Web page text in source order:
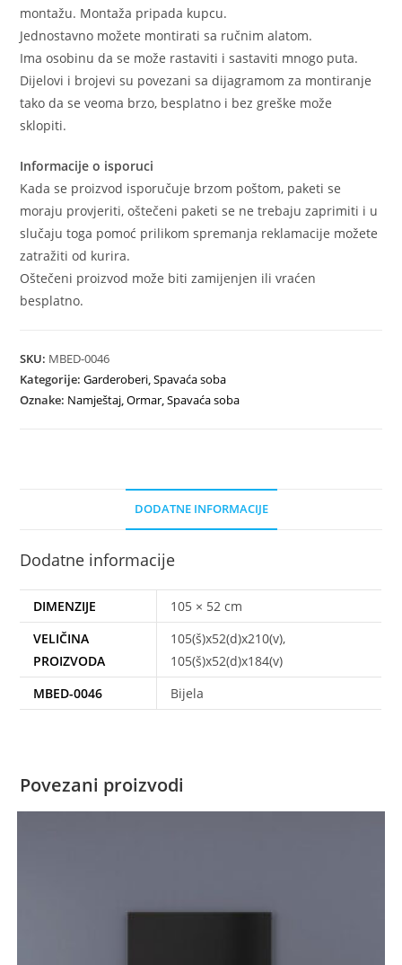
montažu. Montaža pripada kupcu.
Jednostavno možete montirati sa ručnim alatom.
Ima osobinu da se može rastaviti i sastaviti mnogo puta.
Dijelovi i brojevi su povezani sa dijagramom za montiranje
tako da se veoma brzo, besplatno i bez greške može
sklopiti.
Informacije o isporuci
Kada se proizvod isporučuje brzom poštom, paketi se
moraju provjeriti, oštečeni paketi se ne trebaju zaprimiti i u
slučaju toga pomoć prilikom spremanja reklamacije možete
zatražiti od kurira.
Oštečeni proizvod može biti zamijenjen ili vraćen
besplatno.
SKU: MBED-0046
Kategorije:Garderoberi ,Spavaća soba
Oznake: Namještaj ,Ormar ,Spavaća soba
DODATNE INFORMACIJE
Dodatne informacije
DIMENZIJE
105 × 52 cm
VELIČINA
PROIZVODA
105(š)x52(d)x210(v),
105(š)x52(d)x184(v)
MBED-0046
Bijela
Povezani proizvodi